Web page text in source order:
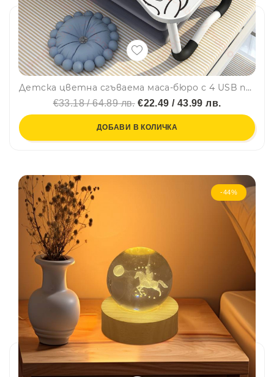
Детска цветна сгъваема маса-бюро с 4 USB порта, поставка за чаша и таблет, USB вентилатор и лампа, 40 х 60 х 26 см
€33.18 / 64.89 лв.€22.49 / 43.99 лв.
ДОБАВИ В КОЛИЧКА
-44%